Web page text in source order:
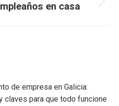
Entrada
en casa
de empresa en Galicia:
claves para que todo funcione